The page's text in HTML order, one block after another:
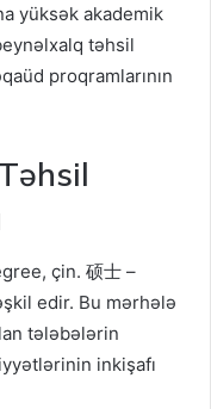
yüksək akademik
təhsil
proqramlarının
çin. 硕士 –
edir. Bu mərhələ
tələbələrin
inkişafı